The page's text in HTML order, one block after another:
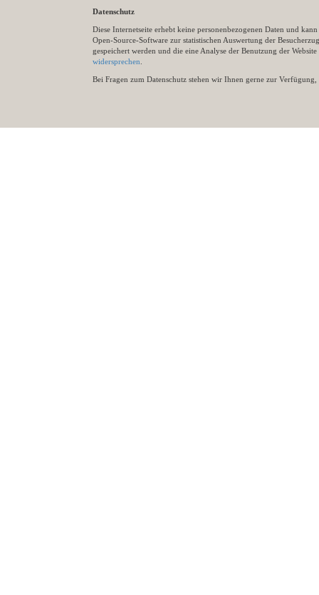
Datenschutz
Diese Internetseite erhebt keine personenbezogenen Daten und
Open-Source-Software zur statistischen Auswertung der
gespeichert werden und die eine Analyse der Benutzung der
widersprechen
Bei Fragen zum Datenschutz stehen wir Ihnen gerne zur